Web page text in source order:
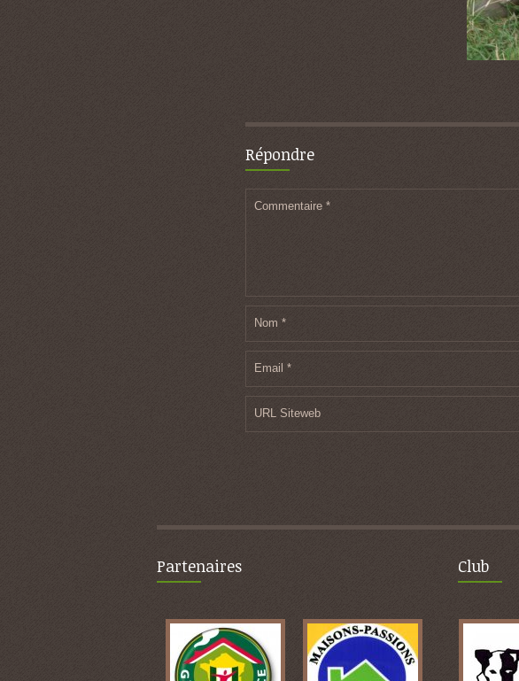
Répondre
Commentaire *
Nom *
Email *
URL Siteweb
Partenaires Club